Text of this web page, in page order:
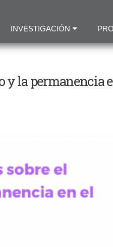
contenido
principal
INVESTIGACIÓN
y la permanencia